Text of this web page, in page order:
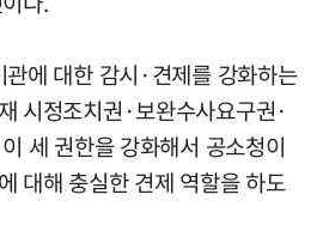
에 대한 감시·견제를 강화하는
시정조치권·보완수사요구권·
세 권한을 강화해서 공소청이
대해 충실한 견제 역할을 하도